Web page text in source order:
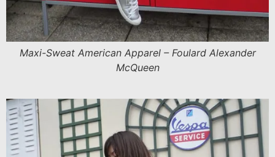
Maxi-Sweat American Apparel – Foulard Alexander
McQueen